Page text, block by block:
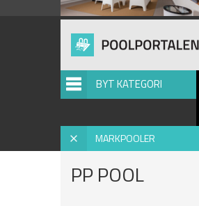
BYT KATEGORI
MARKPOOLER
Hem »Markpooler»
PP POOL